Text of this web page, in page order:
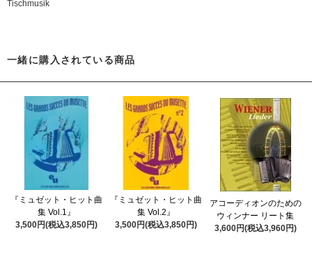
Tischmusik
一緒に購入されている商品
『ミュゼット・ヒット曲
集 Vol.1』
3,500円(税込3,850円)
『ミュゼット・ヒット曲
集 Vol.2』
3,500円(税込3,850円)
アコーディオンのための
ウィンナー リート集
3,600円(税込3,960円)